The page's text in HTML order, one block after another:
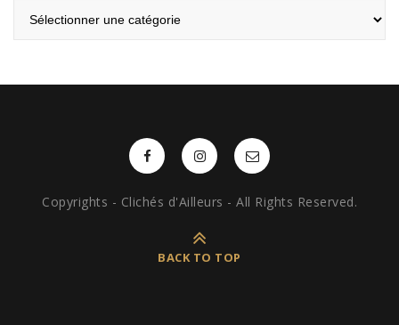
Copyrights - Clichés d'Ailleurs - All Rights Reserved.
BACK TO TOP